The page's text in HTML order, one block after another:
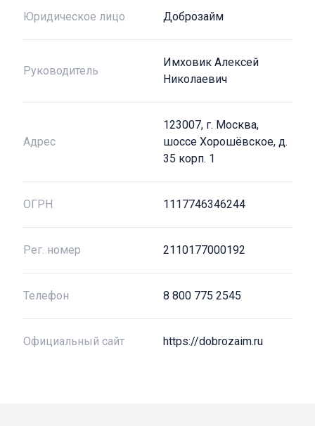
Юридическое лицо Доброзайм
Руководитель
Имховик Алексей
Николаевич
Адрес
123007, г. Москва,
шоссе Хорошёвское, д.
35 корп. 1
ОГРН 1117746346244
Рег. номер 2110177000192
Телефон 8 800 775 2545
Официальный сайт https://dobrozaim.ru